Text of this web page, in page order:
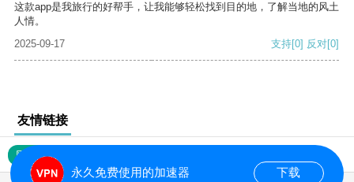
这款app是我旅行的好帮手，让我能够轻松找到目的地，了解当地的风土
人情。
2025-09-17
支持[0] 反对[0]
友情链接
网站地图
永久免费使用的加速器 下载